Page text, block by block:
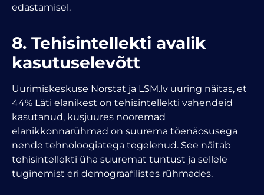
edastamisel.
8. Tehisintellekti avalik
kasutuselevõtt
Uurimiskeskuse Norstat ja LSM.lv uuring näitas, et
44% Läti elanikest on tehisintellekti vahendeid
kasutanud, kusjuures nooremad
elanikkonnarühmad on suurema tõenäosusega
nende tehnoloogiatega tegelenud. See näitab
tehisintellekti üha suuremat tuntust ja sellele
tuginemist eri demograafilistes rühmades.